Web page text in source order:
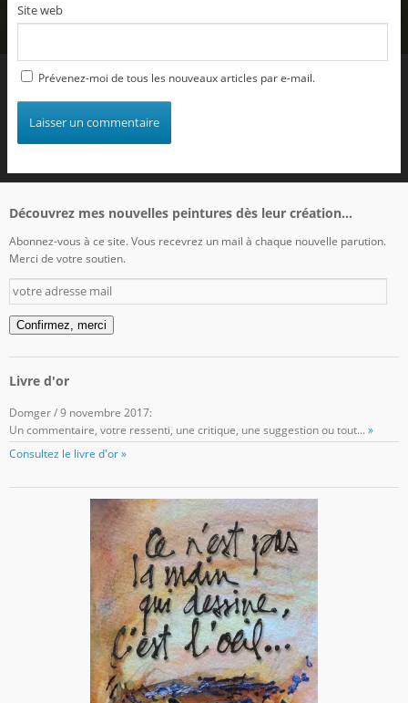
Site web
Prévenez-moi de tous les nouveaux articles par e-mail.
Découvrez mes nouvelles peintures dès leur création...
Abonnez-vous à ce site. Vous recevrez un mail à chaque nouvelle parution.
Merci de votre soutien.
votre
adresse
mail
Confirmez, merci
Livre d'or
Domger/9 novembre 2017:
Un commentaire, votre ressenti, une critique, une suggestion ou tout... »
Consultez le livre d'or »